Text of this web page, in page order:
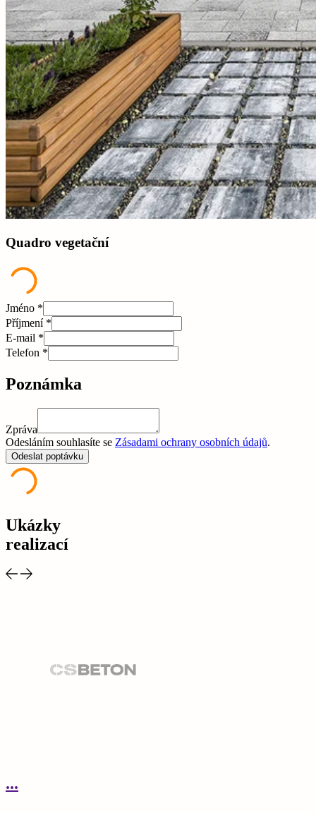
Quadro vegetační
Jméno *
Příjmení *
E-mail *
Telefon *
Poznámka
Zpráva
Odesláním souhlasíte se Zásadami ochrany osobních údajů.
Odeslat poptávku
Ukázky
realizací
...